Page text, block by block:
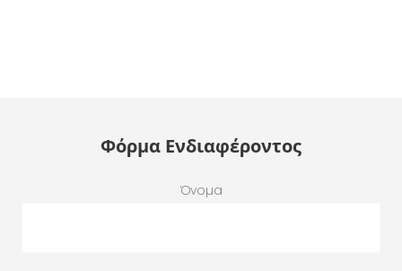
Φόρμα Ενδιαφέροντος
Όνομα